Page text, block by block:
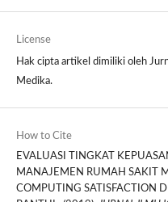
License
Hak cipta artikel dimiliki oleh
Medika.
How to Cite
EVALUASI TINGKAT
MANAJEMEN RUMAH SAKIT
COMPUTING SATISFACTION